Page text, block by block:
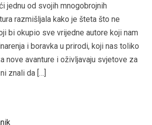
jednu od svojih mnogobrojnih
razmišljala kako je šteta što ne
bi okupio sve vrijedne autore koji nam
i boravka u prirodi, koji nas toliko
nove avanture i oživljavaju svjetove za
znali da […]